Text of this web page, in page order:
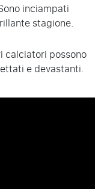
inciampati
stagione.
calciatori possono
e devastanti.